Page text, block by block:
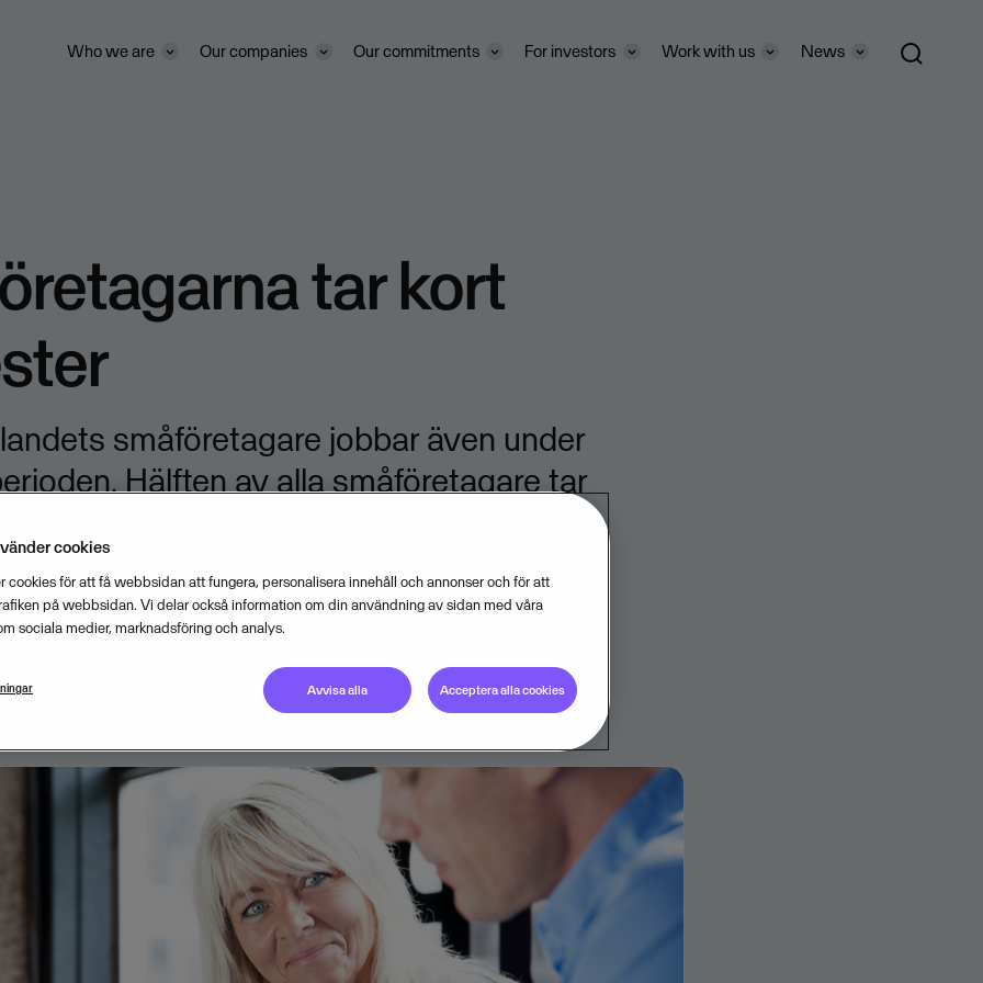
Who we are Our companies Our commitments For investors Work with us News
tar kort
småföretagare jobbar även under
Hälften av alla småföretagare tar
två veckors sommarsemester och
ledigt enstaka dagar, visar ny
MIN READ
cookies
cookies för att få webbsidan att fungera, personalisera innehåll och annonser och för att
på webbsidan. Vi delar också information om din användning av sidan med våra
sociala medier, marknadsföring och analys.
Avvisa alla Acceptera alla cookies